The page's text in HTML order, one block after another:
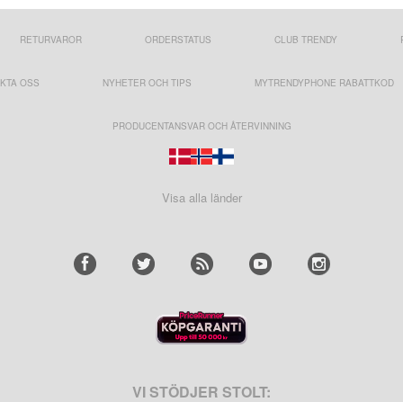
RETURVAROR ORDERSTATUS CLUB TRENDY
OSS NYHETER OCH TIPS MYTRENDYPHONE RABATTKOD
PRODUCENTANSVAR OCH ÅTERVINNING
Visa alla länder
VI STÖDJER STOLT: